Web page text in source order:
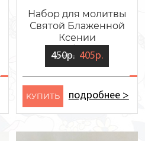
Набор для молитвы
Святой Блаженной
Ксении
Петербургской
450р. 405р.
KУПИТЬ подробнее >